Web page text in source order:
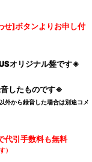
せ]ボタンよりお申し付
オリジナル盤です※
したものです※
外から録音した場合は別途コメ
引手数料も無料
）